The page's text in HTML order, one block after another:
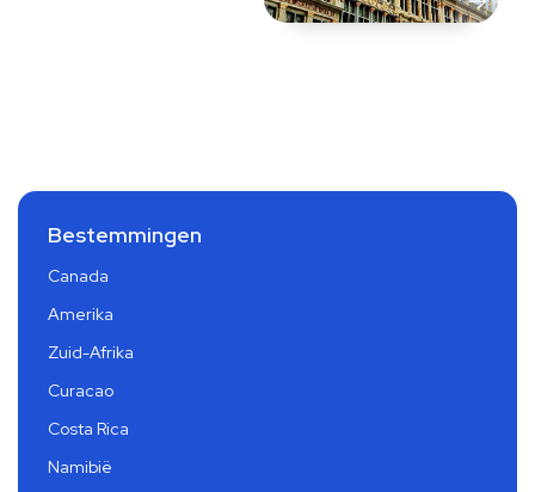
Bestemmingen
Canada
Amerika
Zuid-Afrika
Curacao
Costa Rica
Namibië